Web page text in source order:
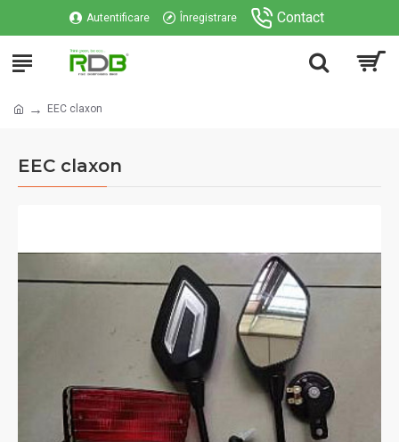
Autentificare Înregistrare Contact
EEC claxon
EEC claxon